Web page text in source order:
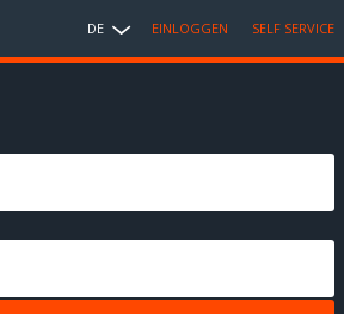
DE EINLOGGEN SELF SERVICE